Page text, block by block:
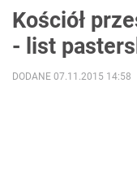
Kościół
- list
DODANE 07.11.2015 14:58